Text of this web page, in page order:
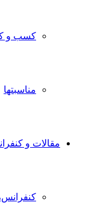
کسب و کار در
مناسبتها
و کنفرانس ها
کنفرانس،